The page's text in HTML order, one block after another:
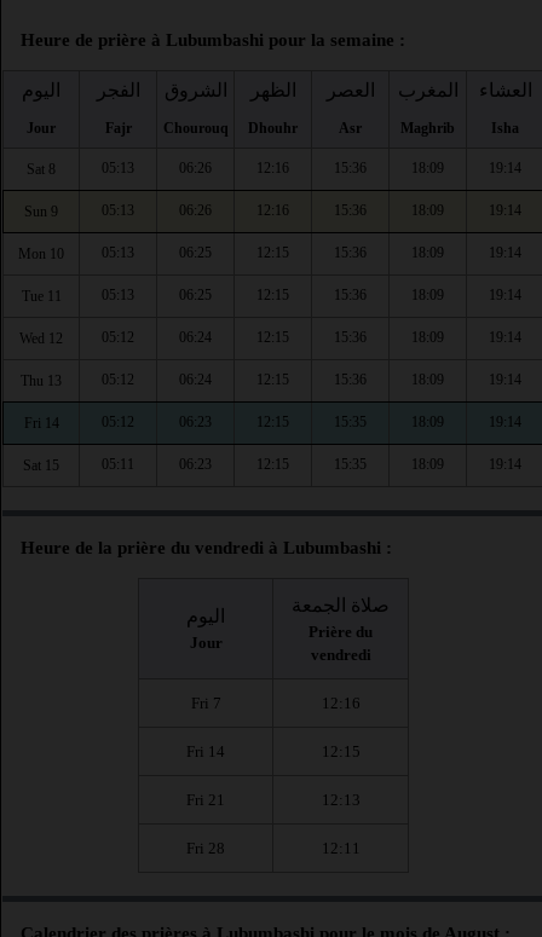
Heure de prière à Lubumbashi pour la semaine :
اليوم
Jour
الفجر
Fajr
الشروق
Chourouq
الظهر
Dhouhr
العصر
Asr
المغرب
Maghrib
العشاء
Isha
Sat 8 05:13 06:26 12:16 15:36 18:09 19:14
Sun 9 05:13 06:26 12:16 15:36 18:09 19:14
Mon 10 05:13 06:25 12:15 15:36 18:09 19:14
Tue 11 05:13 06:25 12:15 15:36 18:09 19:14
Wed 12 05:12 06:24 12:15 15:36 18:09 19:14
Thu 13 05:12 06:24 12:15 15:36 18:09 19:14
Fri 14 05:12 06:23 12:15 15:35 18:09 19:14
Sat 15 05:11 06:23 12:15 15:35 18:09 19:14
Heure de la prière du vendredi à Lubumbashi :
اليوم
Jour
صلاة الجمعة
Prière du
vendredi
Fri 7 12:16
Fri 14 12:15
Fri 21 12:13
Fri 28 12:11